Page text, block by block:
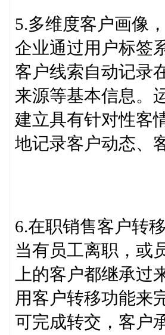
5.多维度客户画像
企业通过用户标签
客户线索自动记录
来源等基本信息。
建立具有针对性客
地记录客户动态、
6.在职销售客户转
当有员工离职，或
上的客户都继承
用客户转移功能来
可完成转交，客户